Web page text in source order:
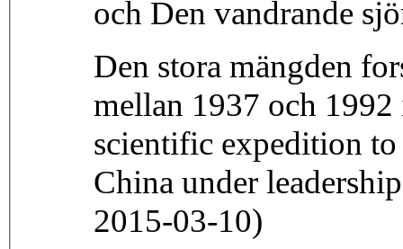
och Den vandrande
Den stora mängden
mellan 1937 och
scientific expedition
China under
2015-03-10)